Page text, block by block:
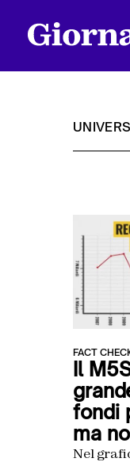
Chi siamo
FACT
Il
fondi
ma
Nel